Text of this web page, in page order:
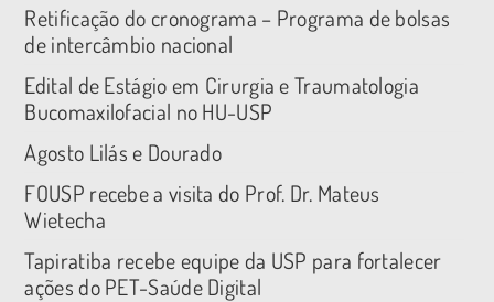
Retificação do cronograma – Programa de bolsas
de intercâmbio nacional
Edital de Estágio em Cirurgia e Traumatologia
Bucomaxilofacial no HU-USP
Agosto Lilás e Dourado
FOUSP recebe a visita do Prof. Dr. Mateus
Wietecha
Tapiratiba recebe equipe da USP para fortalecer
ações do PET-Saúde Digital